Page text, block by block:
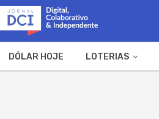
DÓLAR HOJE LOTERIAS